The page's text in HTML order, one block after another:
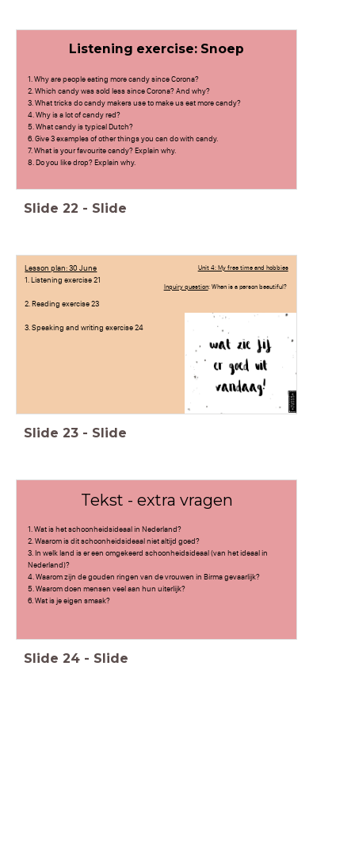
Listening exercise: Snoep
1. Why are people eating more candy since Corona?
2. Which candy was sold less since Corona? And why?
3. What tricks do candy makers use to make us eat more candy?
4. Why is a lot of candy red?
5. What candy is typical Dutch?
6. Give 3 examples of other things you can do with candy.
7. What is your favourite candy? Explain why.
8. Do you like drop? Explain why.
Slide 22 - Slide
Lesson plan: 30 June
1. Listening exercise 21
2. Reading exercise 23
3. Speaking and writing exercise 24
Unit 4: My free time and hobbies
Inquiry question: When is a person beautiful?
Slide 23 - Slide
Tekst - extra vragen
1. Wat is het schoonheidsideaal in Nederland?
2. Waarom is dit schoonheidsideaal niet altijd goed?
3. In welk land is er een omgekeerd schoonheidsideaal (van het ideaal in
Nederland)?
4. Waarom zijn de gouden ringen van de vrouwen in Birma gevaarlijk?
5. Waarom doen mensen veel aan hun uiterlijk?
6. Wat is je eigen smaak?
Slide 24 - Slide